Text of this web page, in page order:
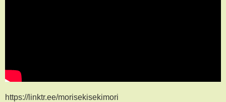
https://linktr.ee/morisekisekimori